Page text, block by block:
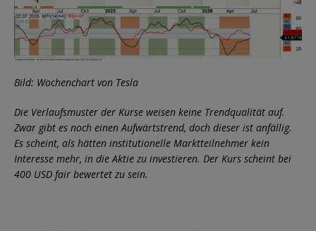
Bild: Wochenchart von Tesla
Die Verlaufsmuster der Kurse weisen keine Trendqualität auf.
Zwar gibt es noch einen Aufwärtstrend, doch dieser ist anfällig.
Es scheint, als hätten institutionelle Marktteilnehmer kein
Interesse mehr, in die Aktie zu investieren. Der Kurs scheint bei
400 USD fair bewertet zu sein.